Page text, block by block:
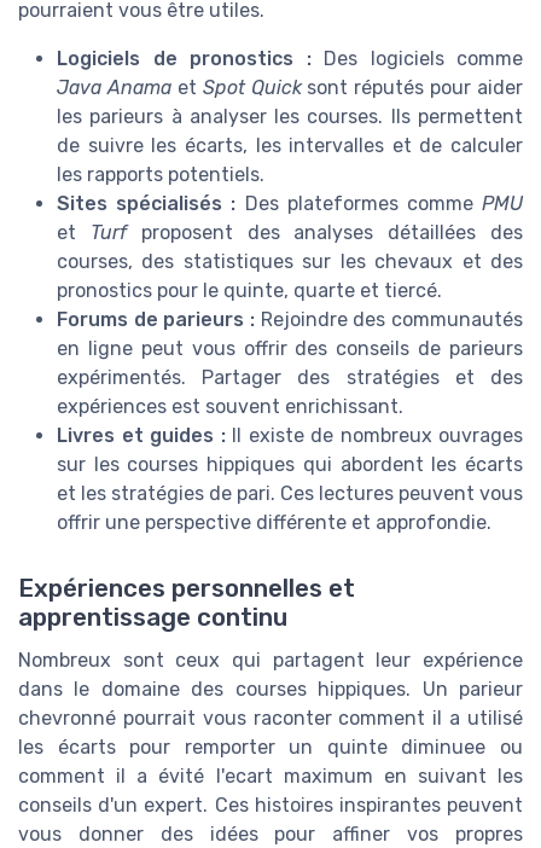
pourraient vous être utiles.
Logiciels de pronostics :Des logiciels comme
Java Anamaet Spot Quicksont réputés pour aider
les parieurs à analyser les courses. Ils permettent
de suivre les écarts, les intervalles et de calculer
les rapports potentiels.
Sites spécialisés : Des plateformes commePMU
et Turfproposent des analyses détaillées des
courses, des statistiques sur les chevaux et des
pronostics pour le quinte, quarte et tiercé.
Forums de parieurs : Rejoindre des communautés
en ligne peut vous offrir des conseils de parieurs
expérimentés. Partager des stratégies et des
expériences est souvent enrichissant.
Livres et guides :Il existe de nombreux ouvrages
sur les courses hippiques qui abordent les écarts
et les stratégies de pari. Ces lectures peuvent vous
offrir une perspective différente et approfondie.
Expériences personnelles et
apprentissage continu
Nombreux sont ceux qui partagent leur expérience
dans le domaine des courses hippiques. Un parieur
chevronné pourrait vous raconter comment il a utilisé
les écarts pour remporter un quinte diminuee ou
comment il a évité l'ecart maximum en suivant les
conseils d'un expert. Ces histoires inspirantes peuvent
vous donner des idées pour affiner vos propres